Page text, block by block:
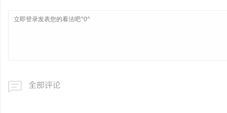
全部评论